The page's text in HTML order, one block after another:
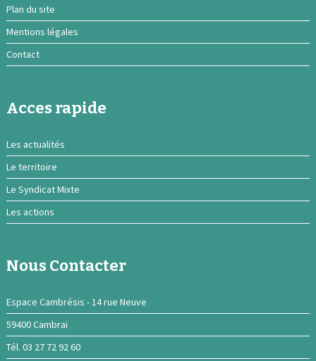
Plan du site
Mentions légales
Contact
Acces rapide
Les actualités
Le territoire
Le Syndicat Mixte
Les actions
Nous Contacter
Espace Cambrésis - 14 rue Neuve
59400 Cambrai
Tél. 03 27 72 92 60